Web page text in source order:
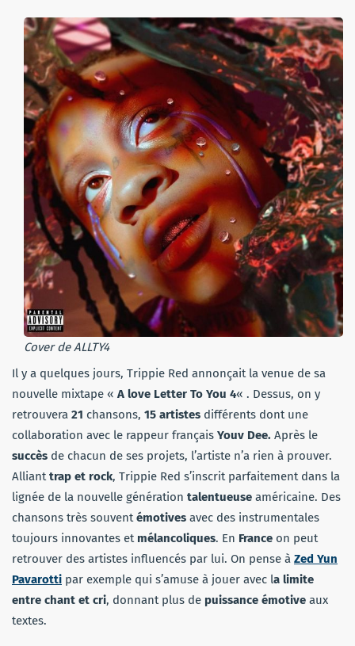
Cover de ALLTY4
Il y a quelques jours, Trippie Red annonçait la venue de sa
nouvelle mixtape « A love Letter To You 4« . Dessus, on y
retrouvera 21 chansons, 15 artistes différents dont une
collaboration avec le rappeur français Youv Dee. Après le
succès de chacun de ses projets, l’artiste n’a rien à prouver.
Allianttrap et rock, Trippie Red s’inscrit parfaitement dans la
lignée de la nouvelle génération talentueuse américaine. Des
chansons très souventémotives avec des instrumentales
toujours innovantes et mélancoliques. En France on peut
retrouver des artistes influencés par lui. On pense à Zed Yun
Pavarotti par exemple qui s’amuse à jouer avec la limite
entre chant et cri, donnant plus de puissance émotive aux
textes.